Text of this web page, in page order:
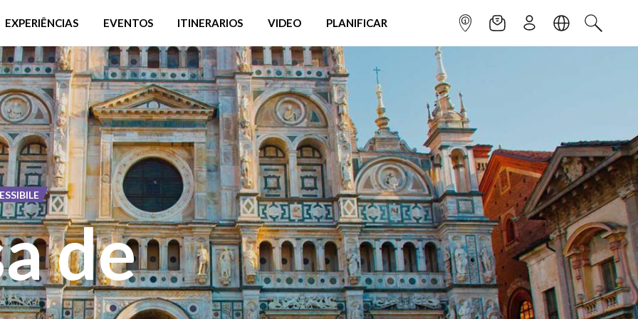
EXPERIÊNCIAS EVENTOS ITINERARIOS VIDEO PLANIFICAR INFOPOINTNEWSLETTER
SUSCRÌBETE
IDIOMABUSCAR
de